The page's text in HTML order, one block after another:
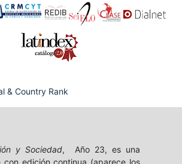
y Sociedad, Año 23, es una
con edición continua (aparece los